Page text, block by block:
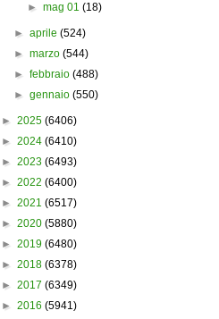
► mag 01 (18)
►aprile (524)
►marzo (544)
►febbraio (488)
►gennaio (550)
► 2025 (6406)
► 2024 (6410)
► 2023 (6493)
► 2022 (6400)
► 2021 (6517)
► 2020 (5880)
► 2019 (6480)
► 2018 (6378)
► 2017 (6349)
► 2016 (5941)